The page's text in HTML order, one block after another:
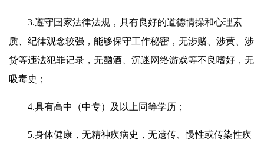
3.遵守国家法律法规，具有良好的道德情操和心理素
质、纪律观念较强，能够保守工作秘密，无涉赌、涉黄、涉
贷等违法犯罪记录，无酗酒、沉迷网络游戏等不良嗜好，无
吸毒史；
4.具有高中（中专）及以上同等学历；
5.身体健康，无精神疾病史，无遗传、慢性或传染性疾